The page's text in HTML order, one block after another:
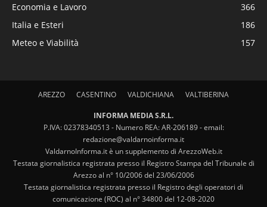
Economia e Lavoro
366
Italia e Esteri
186
Meteo e Viabilità
157
AREZZO CASENTINO VALDICHIANA VALTIBERINA
INFORMA MEDIA S.R.L.
P.IVA: 02378340513 - Numero REA: AR-206189 - email:
redazione@valdarnoinforma.it
ValdarnoInforma.it è un supplemento di ArezzoWeb.it
Testata giornalistica registrata presso il Registro Stampa del Tribunale di
Arezzo al n° 10/2006 del 23/06/2006
Testata giornalistica registrata presso il Registro degli operatori di
comunicazione (ROC) al n° 34800 del 12-08-2020